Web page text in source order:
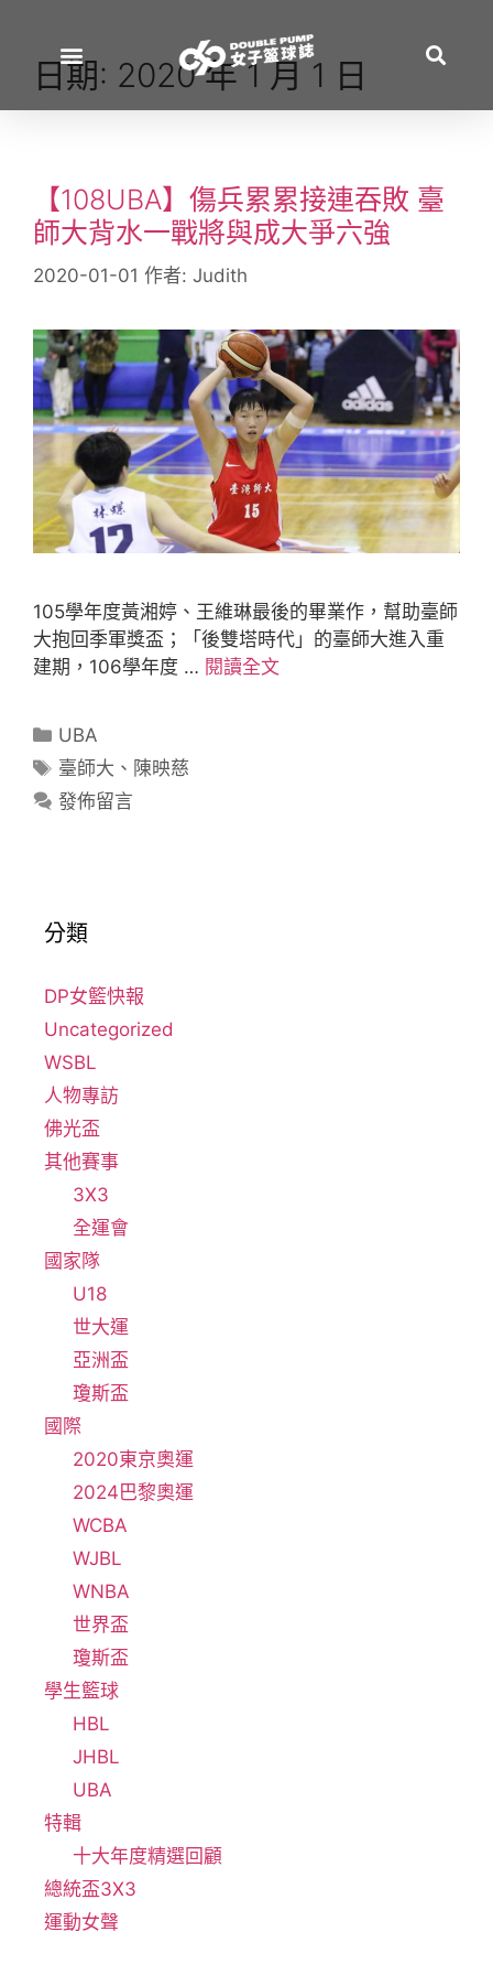
日期: 2020 年 1 月 1 日
【108UBA】傷兵累累接連吞敗 臺
師大背水一戰將與成大爭六強
2020-01-01 作者: Judith
105學年度黃湘婷、王維琳最後的畢業作，幫助臺師
大抱回季軍獎盃；「後雙塔時代」的臺師大進入重
建期，106學年度 … 閱讀全文
UBA
臺師大 、 陳映慈
發佈留言
分類
DP女籃快報
Uncategorized
WSBL
人物專訪
佛光盃
其他賽事
3X3
全運會
國家隊
U18
世大運
亞洲盃
瓊斯盃
國際
2020東京奧運
2024巴黎奧運
WCBA
WJBL
WNBA
世界盃
瓊斯盃
學生籃球
HBL
JHBL
UBA
特輯
十大年度精選回顧
總統盃3X3
運動女聲